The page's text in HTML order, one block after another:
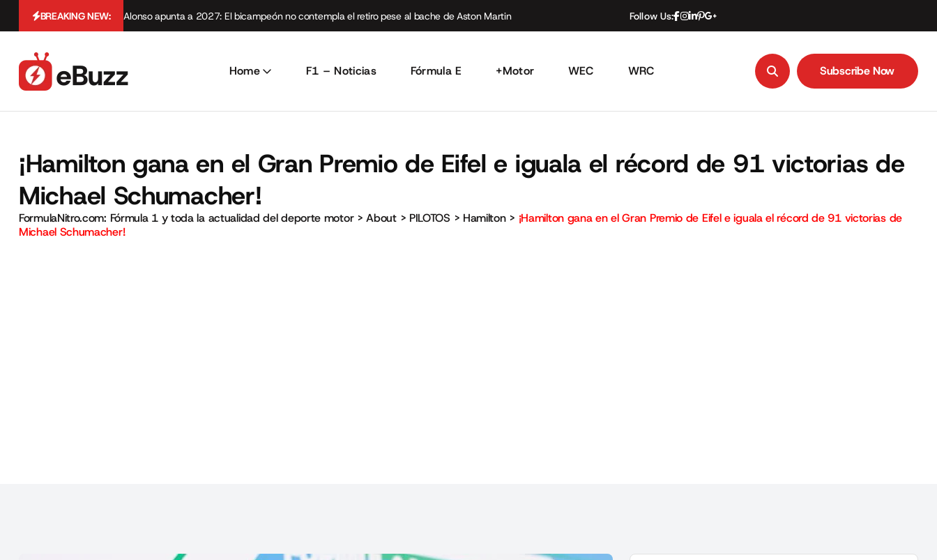
BREAKING NEW: Alonso apunta a 2027: El bicampeón no contempla el retiro pese al bache de Aston Martin Follow Us:
Home F1 – Noticias Fórmula E +Motor WEC WRC Subscribe Now
¡Hamilton gana en el Gran Premio de Eifel e iguala el récord de 91 victorias de
Michael Schumacher!
FormulaNitro.com: Fórmula 1 y toda la actualidad del deporte motor>About> PILOTOS > Hamilton> ¡Hamilton gana en el Gran Premio de Eifel e iguala el récord de 91 victorias de
Michael Schumacher!